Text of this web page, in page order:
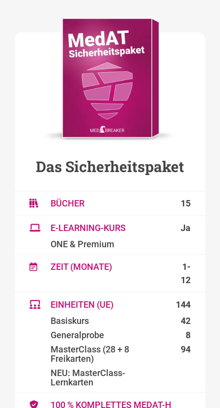
Das Sicherheitspaket
BÜCHER 15
E-LEARNING-KURS
Ja
ONE & Premium
ZEIT (MONATE)
1-
12
EINHEITEN (UE)
144
Basiskurs
42
Generalprobe
8
MasterClass (28 + 8
Freikarten)
94
NEU: MasterClass-
Lernkarten
100 % KOMPLETTES MEDAT-H